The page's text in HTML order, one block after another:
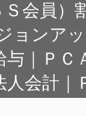
Ｓ会員）
ョンア
与｜Ｐ
人会計｜